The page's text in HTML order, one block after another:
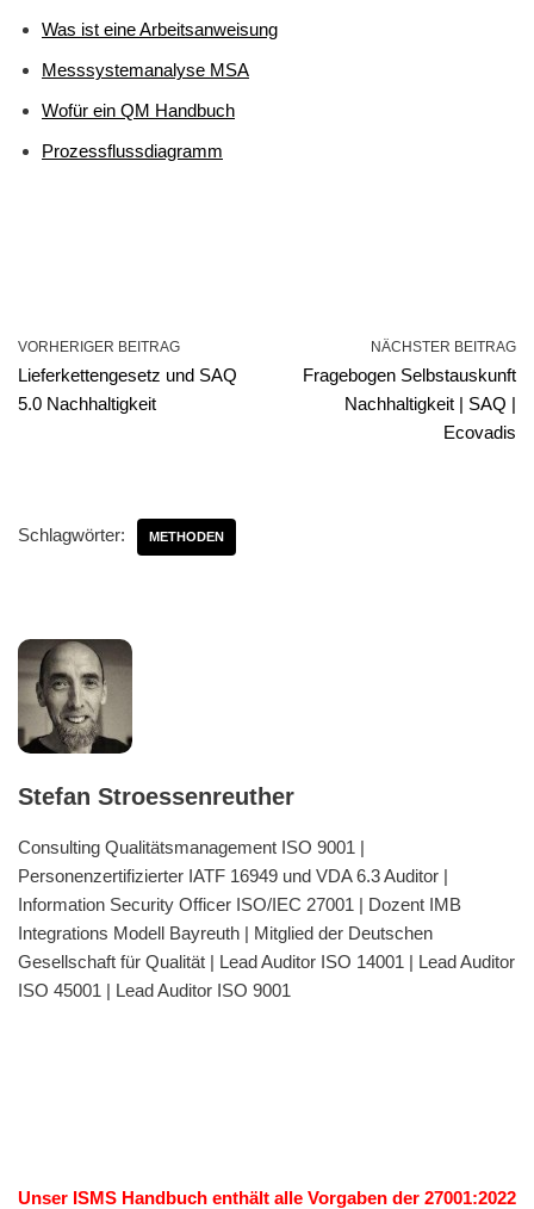
Was ist eine Arbeitsanweisung
Messsystemanalyse MSA
Wofür ein QM Handbuch
Prozessflussdiagramm
VORHERIGER BEITRAG
Lieferkettengesetz und SAQ
5.0 Nachhaltigkeit
NÄCHSTER BEITRAG
Fragebogen Selbstauskunft
Nachhaltigkeit | SAQ |
Ecovadis
Schlagwörter: METHODEN
Stefan Stroessenreuther
Consulting Qualitätsmanagement ISO 9001 |
Personenzertifizierter IATF 16949 und VDA 6.3 Auditor |
Information Security Officer ISO/IEC 27001 | Dozent IMB
Integrations Modell Bayreuth | Mitglied der Deutschen
Gesellschaft für Qualität | Lead Auditor ISO 14001 | Lead Auditor
ISO 45001 | Lead Auditor ISO 9001
Unser ISMS Handbuch enthält alle Vorgaben der 27001:2022